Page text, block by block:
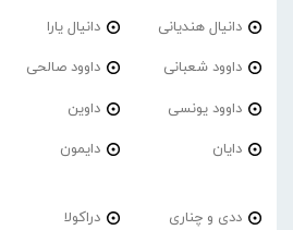
دانیال هندیانی دانیال یارا
داوود شعبانی داوود صالحی
داوود یونسی داوین
دایان دایمون
ددی و چناری دراکولا